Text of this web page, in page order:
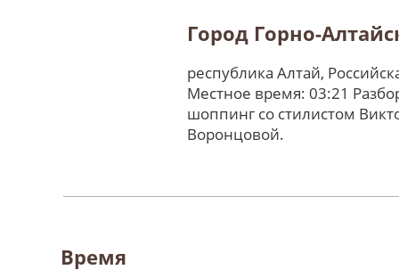
Город Горно-
республика Алтай,
Местное время: 03:21
шоппинг со стилистом
Воронцовой.
Время